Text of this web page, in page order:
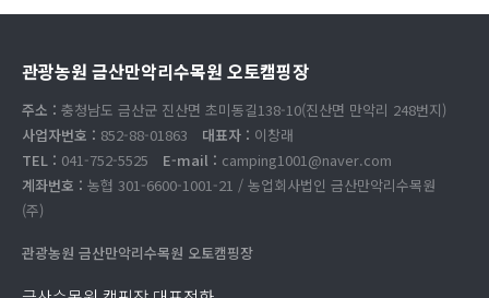
관광농원 금산만악리수목원 오토캠핑장
주소 : 충청남도 금산군 진산면 초미동길138-10(진산면 만악리 248번지)
사업자번호 : 852-88-01863 대표자 : 이창래
TEL : 041-752-5525 E-mail : camping1001@naver.com
계좌번호 : 농협 301-6600-1001-21 / 농업회사법인 금산만악리수목원
(주)
관광농원 금산만악리수목원 오토캠핑장